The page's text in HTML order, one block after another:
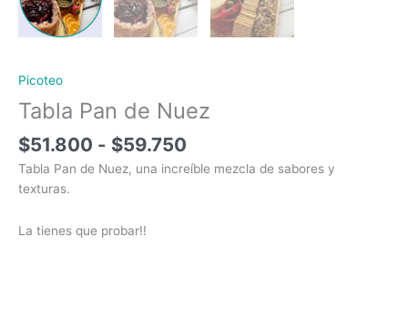
Picoteo
Tabla Pan de Nuez
$51.800 - $59.750
Tabla Pan de Nuez, una increíble mezcla de sabores y
texturas.
La tienes que probar!!